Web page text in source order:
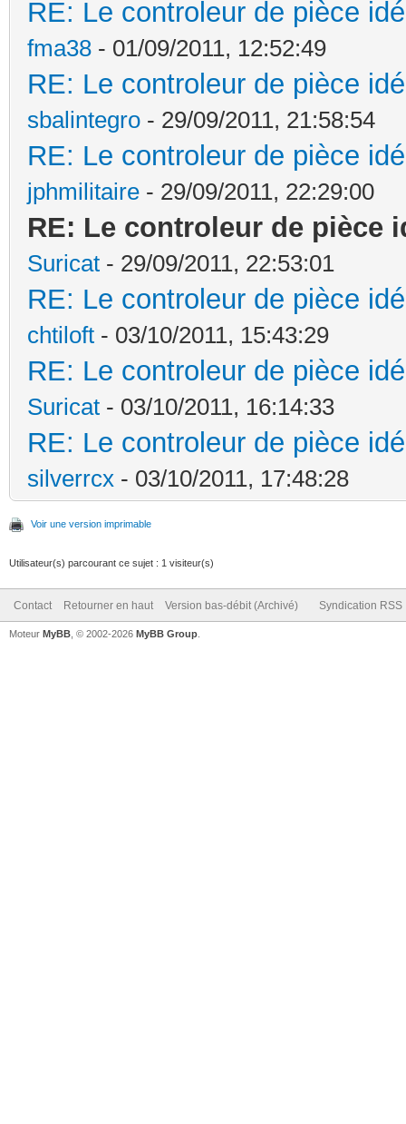
RE: Le controleur de pièce
fma38 - 01/09/2011, 12:52:49
RE: Le controleur de pièce
sbalintegro - 29/09/2011, 21:58:54
RE: Le controleur de pièce
jphmilitaire - 29/09/2011, 22:29:00
RE: Le controleur de pièce
Suricat - 29/09/2011, 22:53:01
RE: Le controleur de pièce
chtiloft - 03/10/2011, 15:43:29
RE: Le controleur de pièce
Suricat - 03/10/2011, 16:14:33
RE: Le controleur de pièce
silverrcx - 03/10/2011, 17:48:28
Voir une version imprimable
Utilisateur(s) parcourant ce sujet : 1 visiteur(s)
Contact Retourner en haut Version bas-débit (Archivé) Syndication RSS
Moteur MyBB , © 2002-2026 MyBB Group